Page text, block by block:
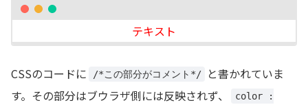
テキスト
CSSのコードに /*この部分がコメント*/
と書かれていま
す。その部分はブウラザ側には反映されず、
color :